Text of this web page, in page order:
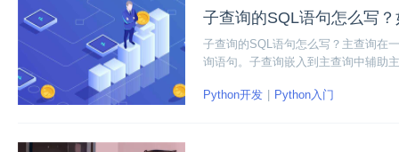
子查询的SQL语句怎么写
子查询的SQL语句怎么写？主查询在
询语句。子查询嵌入到主查询中辅助
Python开发 Python入门